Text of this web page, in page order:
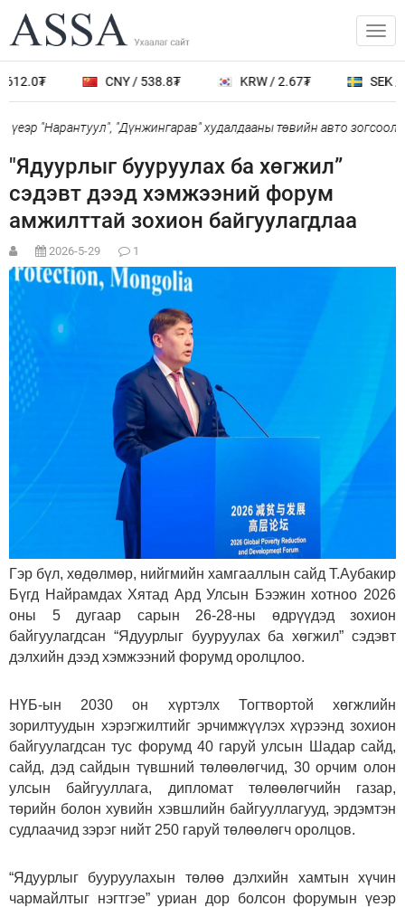
CNY / 538.8₮ KRW / 2.67₮ SEK /
"Нарантуул", "Дүнжингарав" худалдааны төвийн авто зогсоолыг
"Ядуурлыг бууруулах ба хөгжил”
сэдэвт дээд хэмжээний форум
амжилттай зохион байгуулагдлаа
2026-5-29 1
Гэр бүл, хөдөлмөр, нийгмийн хамгааллын сайд Т.Аубакир
Бүгд Найрамдах Хятад Ард Улсын Бээжин хотноо 2026
оны 5 дугаар сарын 26-28-ны өдрүүдэд зохион
байгуулагдсан “Ядуурлыг бууруулах ба хөгжил” сэдэвт
дэлхийн дээд хэмжээний форумд оролцлоо.
НҮБ-ын 2030 он хүртэлх Тогтвортой хөгжлийн
зорилтуудын хэрэгжилтийг эрчимжүүлэх хүрээнд зохион
байгуулагдсан тус форумд 40 гаруй улсын Шадар сайд,
сайд, дэд сайдын түвшний төлөөлөгчид, 30 орчим олон
улсын байгууллага, дипломат төлөөлөгчийн газар,
төрийн болон хувийн хэвшлийн байгууллагууд, эрдэмтэн
судлаачид зэрэг нийт 250 гаруй төлөөлөгч оролцов.
“Ядуурлыг бууруулахын төлөө дэлхийн хамтын хүчин
чармайлтыг нэгтгэе” уриан дор болсон форумын үеэр